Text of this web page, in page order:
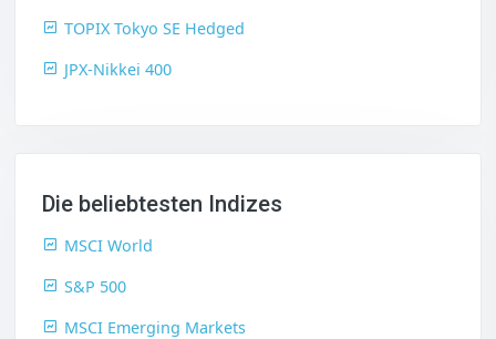
TOPIX Tokyo SE Hedged
JPX-Nikkei 400
Die beliebtesten Indizes
MSCI World
S&P 500
MSCI Emerging Markets